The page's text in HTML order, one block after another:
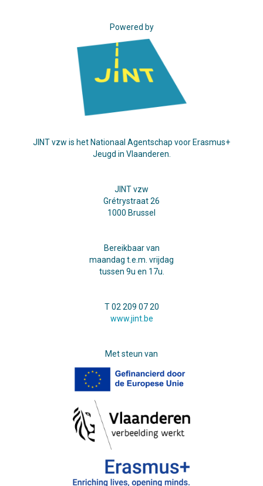
Powered by
JINT vzw is het Nationaal Agentschap voor Erasmus+
Jeugd in Vlaanderen.
JINT vzw
Grétrystraat 26
1000 Brussel
Bereikbaar van
maandag t.e.m. vrijdag
tussen 9u en 17u.
T 02 209 07 20
www.jint.be
Met steun van